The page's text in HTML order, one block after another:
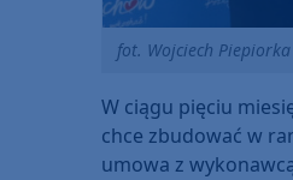
fot. Wojciech Piepiorka
W ciągu pięciu
chce zbudować w
umowa z